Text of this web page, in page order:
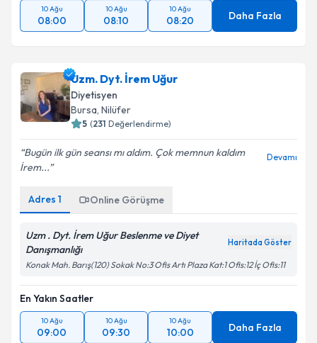
10 Ağu
08:00
10 Ağu
08:10
10 Ağu
08:20 Daha Fazla
Uzm. Dyt. İrem Uğur
Diyetisyen
Bursa, Nilüfer
5 (231 Değerlendirme)
Bugün ilk gün seansı mı aldım. Çok memnun kaldım
İrem...
Devamı
Adres 1 Online Görüşme
Uzm . Dyt. İrem Uğur Beslenme ve Diyet
Danışmanlığı
Haritada Göster
Konak Mah. Barış(120) Sokak No:3 Ofis Artı Plaza Kat:1 Ofis:12 İç Ofis:11
En Yakın Saatler
10 Ağu
09:00
10 Ağu
09:30
10 Ağu
10:00 Daha Fazla